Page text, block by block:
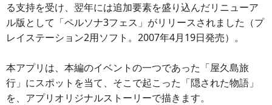
る支持を受け、翌年には追加要素を盛り込んだリニューア
ル版として「ペルソナ3フェス」がリリースされました（プ
レイステーション2用ソフト。2007年4月19日発売）。
本アプリは、本編のイベントの一つであった「屋久島旅
行」にスポットを当て、そこで起こった「隠された物語」
を、アプリオリジナルストーリーで描きます。